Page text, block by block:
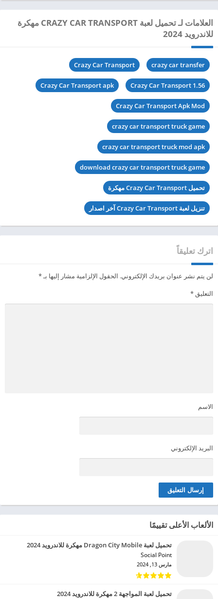
العلامات لـ تحميل لعبة CRAZY CAR TRANSPORT مهكرة
للاندرويد 2024
crazy car transfer
Crazy Car Transport
Crazy Car Transport 1.56
Crazy Car Transport apk
Crazy Car Transport Apk Mod
crazy car transport truck game
crazy car transport truck mod apk
download crazy car transport truck game
تحميل Crazy Car Transport مهكرة
تنزيل لعبة Crazy Car Transport آخر اصدار
اترك تعليقاً
لن يتم نشر عنوان بريدك الإلكتروني. الحقول الإلزامية مشار إليها بـ*
التعليق*
الاسم
البريد الإلكتروني
الألعاب الأعلى تقييمًا
تحميل لعبة Dragon City Mobile مهكرة للاندرويد 2024
Social Point‏
مارس 13, 2024
تحميل لعبة المواجهة 2 مهكرة للاندرويد 2024